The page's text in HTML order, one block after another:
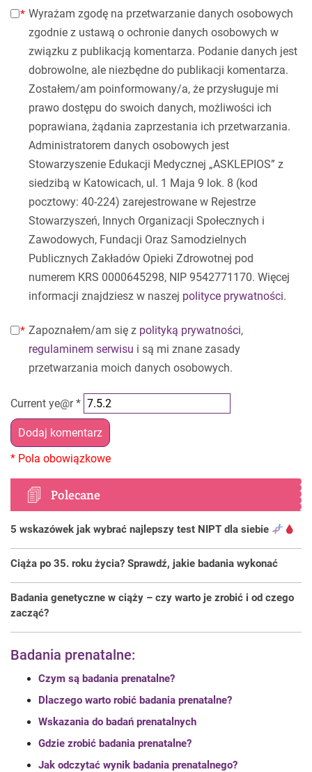
Wyrażam zgodę na przetwarzanie danych osobowych
zgodnie z ustawą o ochronie danych osobowych w
związku z publikacją komentarza. Podanie danych jest
dobrowolne, ale niezbędne do publikacji komentarza.
Zostałem/am poinformowany/a, że przysługuje mi
prawo dostępu do swoich danych, możliwości ich
poprawiana, żądania zaprzestania ich przetwarzania.
Administratorem danych osobowych jest
Stowarzyszenie Edukacji Medycznej „ASKLEPIOS” z
siedzibą w Katowicach, ul. 1 Maja 9 lok. 8 (kod
pocztowy: 40-224) zarejestrowane w Rejestrze
Stowarzyszeń, Innych Organizacji Społecznych i
Zawodowych, Fundacji Oraz Samodzielnych
Publicznych Zakładów Opieki Zdrowotnej pod
numerem KRS 0000645298, NIP 9542771170. Więcej
informacji znajdziesz w naszej polityce prywatności.
Zapoznałem/am się z polityką prywatności,
regulaminem serwisu i są mi znane zasady
przetwarzania moich danych osobowych.
Current ye@r*
Polecane
5 wskazówek jak wybrać najlepszy test NIPT dla siebie
Ciąża po 35. roku życia? Sprawdź, jakie badania wykonać
Badania genetyczne w ciąży – czy warto je zrobić i od czego
zacząć?
Badania prenatalne:
Czym są badania prenatalne?
Dlaczego warto robić badania prenatalne?
Wskazania do badań prenatalnych
Gdzie zrobić badania prenatalne?
Jak odczytać wynik badania prenatalnego?